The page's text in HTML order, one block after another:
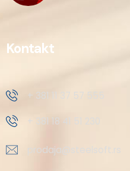
Kontakt
+ 381 11 37 57 555
+ 381 18 41 51 230
prodaja@steelsoft.rs